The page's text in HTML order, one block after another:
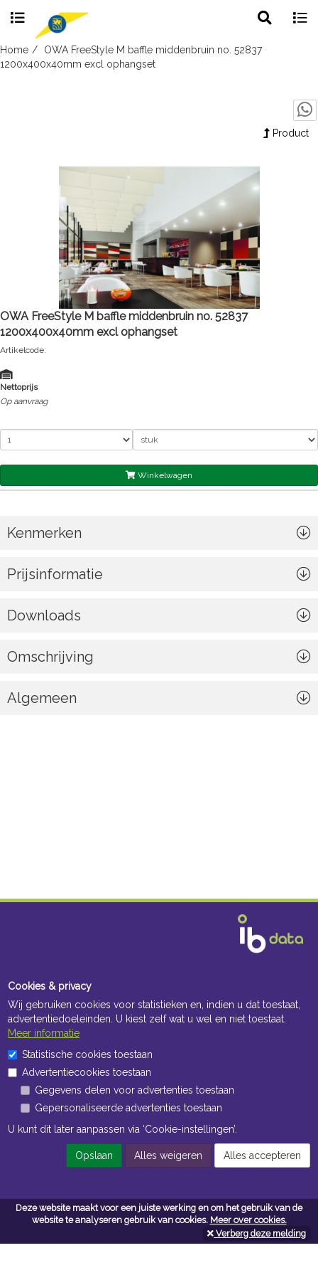
Deze website maakt voor een juiste werking en om het gebruik van de
website te analyseren gebruik van cookies. Meer over cookies.
Verberg deze melding
Skip
to
search
Home
OWA FreeStyle M baffle middenbruin no. 52837
1200x400x40mm excl ophangset
Product
OWA FreeStyle M baffle middenbruin no. 52837
1200x400x40mm excl ophangset
Artikelcode:
Nettoprijs
Op aanvraag
Winkelwagen
Kenmerken
Prijsinformatie
Downloads
Omschrijving
Algemeen
Openingstijden Kantoor
Openingstijden Magazijn
Navigatie
Algemene voorwaarden
Privacy
Cookies & privacy
Wij gebruiken cookies voor statistieken en, indien u dat toestaat,
advertentiedoeleinden. U kiest zelf wat u wel en niet toestaat.
Meer informatie
Statistische cookies toestaan
Advertentiecookies toestaan
Gegevens delen voor advertenties toestaan
Gepersonaliseerde advertenties toestaan
U kunt dit later aanpassen via ‘Cookie-instellingen’.
Opslaan Alles weigeren Alles accepteren